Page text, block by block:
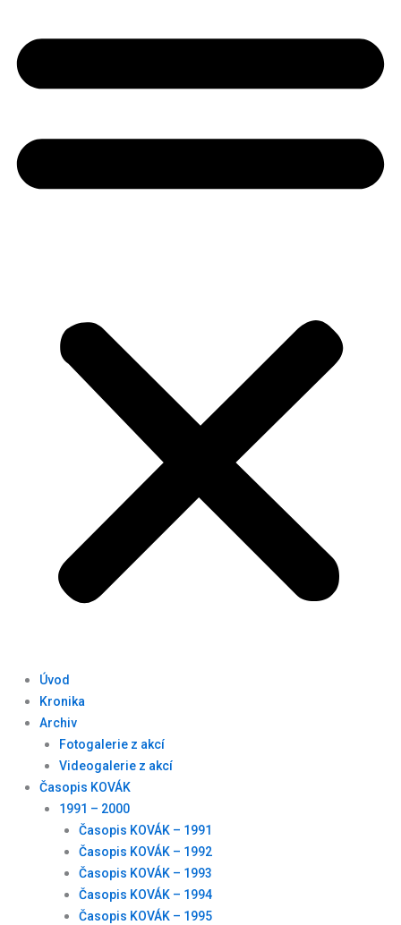
Úvod
Kronika
Archiv
Fotogalerie z akcí
Videogalerie z akcí
Časopis KOVÁK
1991 – 2000
Časopis KOVÁK – 1991
Časopis KOVÁK – 1992
Časopis KOVÁK – 1993
Časopis KOVÁK – 1994
Časopis KOVÁK – 1995